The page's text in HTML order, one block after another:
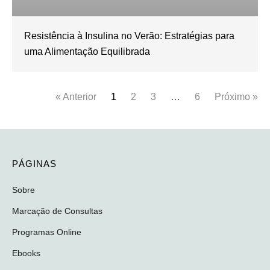
Resistência à Insulina no Verão: Estratégias para
uma Alimentação Equilibrada
« Anterior 1 2 3 … 6 Próximo »
PÁGINAS
Sobre
Marcação de Consultas
Programas Online
Ebooks